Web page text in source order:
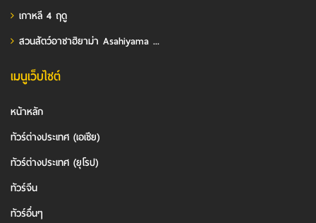
เกาหลี 4 ฤดู
สวนสัตว์อาซาฮิยาม่า Asahiyama ...
เมนูเว็บไซต์
หน้าหลัก
ทัวร์ต่างประเทศ (เอเชีย)
ทัวร์ต่างประเทศ (ยุโรป)
ทัวร์จีน
ทัวร์อื่นๆ